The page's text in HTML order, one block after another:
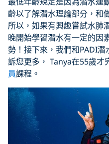
齡以了解潛水理論部分，和
所以，如果有興趣嘗試水肺
晚開始學習潛水有一定的因
勢！接下來，我們和PADI
訴您更多， Tanya在55歲才
員課程。